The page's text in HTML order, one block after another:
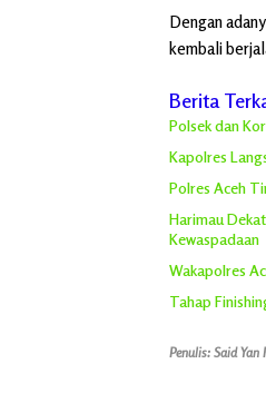
Dengan
kembali
Berita
Polsek dan
Kapolres
Polres Aceh
Harimau
Kewaspadaan
Wakapolres
Tahap
Penulis: Said Yan